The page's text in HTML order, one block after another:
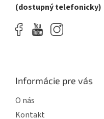
(dostupný telefonicky)
Informácie pre vás
O nás
Kontakt